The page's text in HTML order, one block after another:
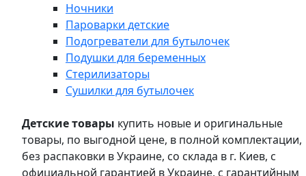
Ночники
Пароварки детские
Подогреватели для бутылочек
Подушки для беременных
Стерилизаторы
Сушилки для бутылочек
Детские товары купить новые и оригинальные
товары, по выгодной цене, в полной комплектации,
без распаковки в Украине, со склада в г. Киев, с
официальной гарантией в Украине, с гарантийным